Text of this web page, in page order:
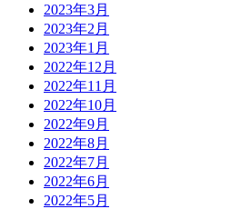
2023年3月
2023年2月
2023年1月
2022年12月
2022年11月
2022年10月
2022年9月
2022年8月
2022年7月
2022年6月
2022年5月